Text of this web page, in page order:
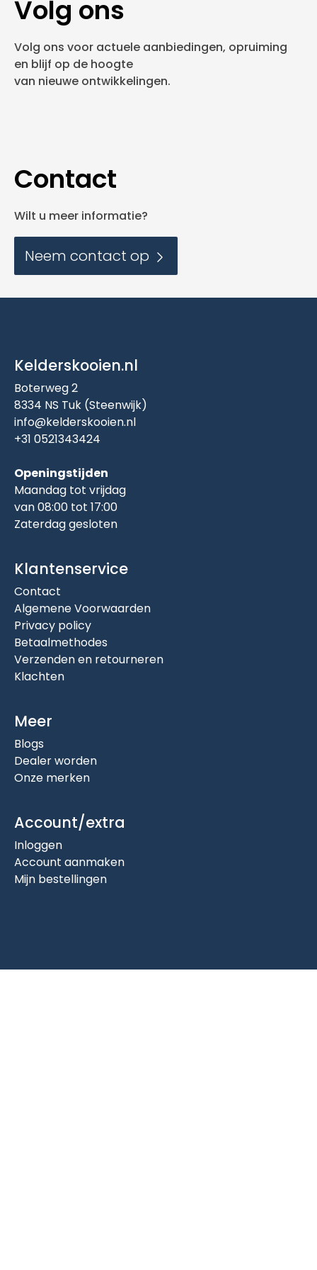
Volg ons
Volg ons voor actuele aanbiedingen, opruiming
en blijf op de hoogte
van nieuwe ontwikkelingen.
Contact
Wilt u meer informatie?
Neem contact op
Kelderskooien.nl
Boterweg 2
8334 NS Tuk (Steenwijk)
info@kelderskooien.nl
+31 0521343424
Openingstijden
Maandag tot vrijdag
van 08:00 tot 17:00
Zaterdag gesloten
Klantenservice
Contact
Algemene Voorwaarden
Privacy policy
Betaalmethodes
Verzenden en retourneren
Klachten
Meer
Blogs
Dealer worden
Onze merken
Account/extra
Inloggen
Account aanmaken
Mijn bestellingen